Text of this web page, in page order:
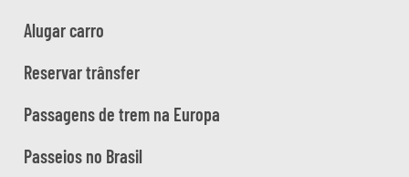
Alugar carro
Reservar trânsfer
Passagens de trem na Europa
Passeios no Brasil